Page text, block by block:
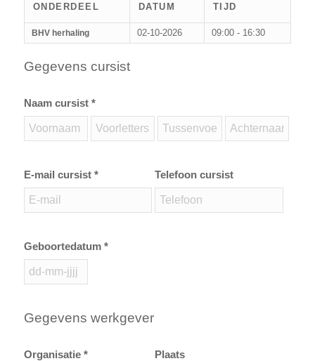
ONDERDEEL DATUM TIJD
BHV herhaling 02-10-2026 09:00 - 16:30
Gegevens cursist
Naam cursist *
E-mail cursist * Telefoon cursist
Geboortedatum *
Gegevens werkgever
Organisatie * Plaats